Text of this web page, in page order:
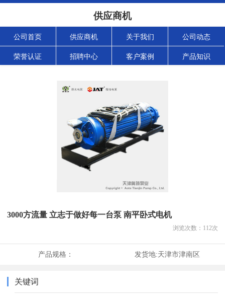
供应商机
公司首页 供应商机 关于我们 公司动态
荣誉认证 招聘中心 客户案例 产品知识
3000方流量 立志于做好每一台泵 南平卧式电机
浏览次数： 112次
产品规格： 发货地:天津市津南区
关键词